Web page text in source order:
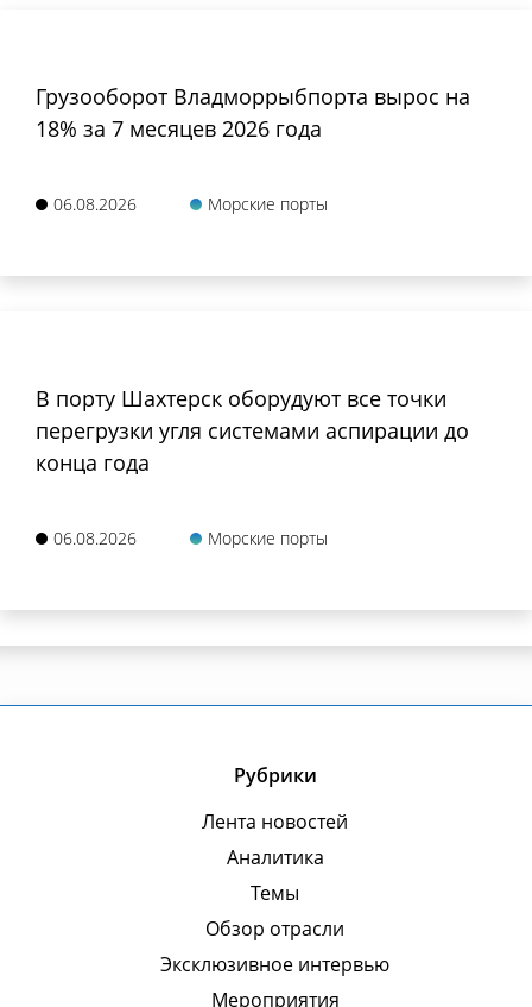
Грузооборот Владморрыбпорта вырос на
18% за 7 месяцев 2026 года
06.08.2026 Морские порты
В порту Шахтерск оборудуют все точки
перегрузки угля системами аспирации до
конца года
06.08.2026 Морские порты
Рубрики
Лента новостей
Аналитика
Темы
Обзор отрасли
Эксклюзивное интервью
Мероприятия